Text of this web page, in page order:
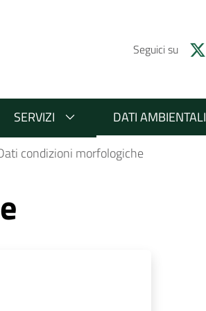
Seguici su
SERVIZI
DATI AMBIENTALI
condizioni morfologiche